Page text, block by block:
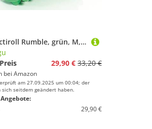
Togu Actiroll Rumble, grün, M, Faszienrolle
29,90 € 33,20 €
bei Amazon
am 27.09.2025 um 00:04; der
sich seitdem geändert haben.
29,90 €